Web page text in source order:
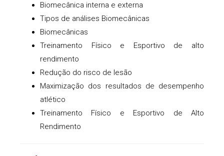
Biomecânica interna e externa
Tipos de análises Biomecânicas
Biomecânicas
Treinamento Físico e Esportivo de alto
rendimento
Redução do risco de lesão
Maximização dos resultados de desempenho
atlético
Treinamento Físico e Esportivo de Alto
Rendimento